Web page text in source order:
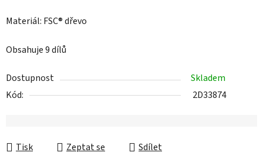
Materiál: FSC® dřevo
Obsahuje 9 dílů
Dostupnost
Skladem
Kód:
2D33874
Tisk Zeptat se Sdílet